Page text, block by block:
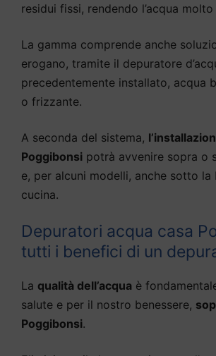
residui fissi, rendendo l’acqua
La gamma comprende anche
erogano, tramite il depuratore
precedentemente installato, acqua
o frizzante.
A seconda del sistema,
Poggibonsi potrà avvenire sopra o
e, per alcuni modelli, anche sotto la
cucina.
Depuratori acqua casa
tutti i benefici di un
La qualità dell’acqua è
salute e per il nostro benessere,
Poggibonsi.